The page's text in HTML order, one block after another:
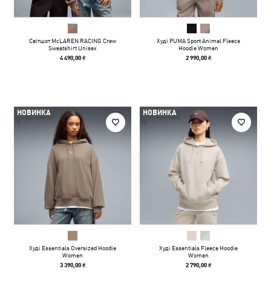
Світшот McLAREN RACING Crew
Sweatshirt Unisex
4 490,00 ₴
Худі PUMA Sport Animal Fleece
Hoodie Women
2 990,00 ₴
НОВИНКА
Худі Essentials Oversized Hoodie
Women
3 390,00 ₴
НОВИНКА
Худі Essentials Fleece Hoodie
Women
2 790,00 ₴